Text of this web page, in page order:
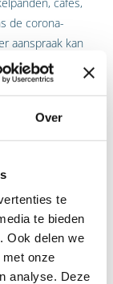
Over
te
te bieden
Ook delen we
onze
analyse. Deze
cafés,
de corona-
aanspraak kan
indien
en